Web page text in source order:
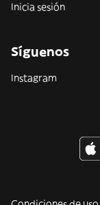
Inicia sesión
Síguenos
Instagram